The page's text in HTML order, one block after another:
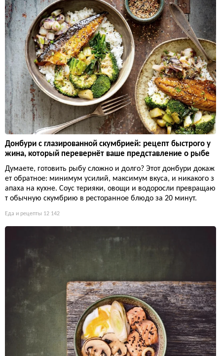
Донбури с глазированной скумбрией: рецепт быстрого у
жина, который перевернёт ваше представление о рыбе
Думаете, готовить рыбу сложно и долго? Этот донбури докаж
ет обратное: минимум усилий, максимум вкуса, и никакого з
апаха на кухне. Соус терияки, овощи и водоросли превращаю
т обычную скумбрию в ресторанное блюдо за 20 минут.
Еда и рецепты 12 142